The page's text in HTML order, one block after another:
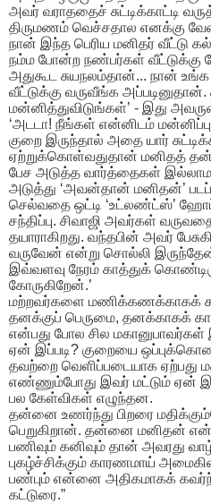
அவர் வராததைச் சுட்டிக்காட்டி
திருமணம் வெச்சதால எனக்கு
நான் இந்த பெரிய மனிதர் வீட்டு
நம்ம போன்ற நண்பர்கள் வீட்டுக்கு
அதுகூட சுயநலம்தான்... நான்
வீட்டுக்கு வருவீங்க அப்படினுதான்.
மன்னித்துவிடுங்கள்’ - இது
​‘அடடா! நீங்கள் என்னிடம்
குறை இருந்தால் அதை யார்
ஏற்றுக்கொள்வதுதான் மனிதத்
பேச அடுத்த வார்த்தைகள்
அடுத்து ‘அவன்தான் மனிதன்’
செல்வதை ஒட்டி ‘உட்லண்ட்ஸ்’
சந்திப்பு. சிவாஜி அவர்கள்
தயாராகிறது. வந்தபின் அவர்
வருவேன் என்று சொல்லி
இவ்வளவு நேரம் காத்துக்
கோருகிறேன்.’
​மற்றவர்களை மணிக்கணக்காகக்
தனக்குப் பெருமை, தனக்காகக்
என்பது போல சில மகானுபாவர்கள்
ஏன் இப்படி? குறையை
தவற்றை வெளிப்படையாக ஏற்பது
எண்ணும்போது இவர் மட்டும் ஏன்
பல கேள்விகள் எழுந்தன.
​தன்னை உணர்ந்து பிறரை
பெறுகிறான். தன்னை மனிதன்
பணிவும் கனிவும் தான் அவரது
புகழ்ச்சிக்கும் காரணமாய்
பண்பும் என்னை அதிகமாகக்
கட்டுரை.”